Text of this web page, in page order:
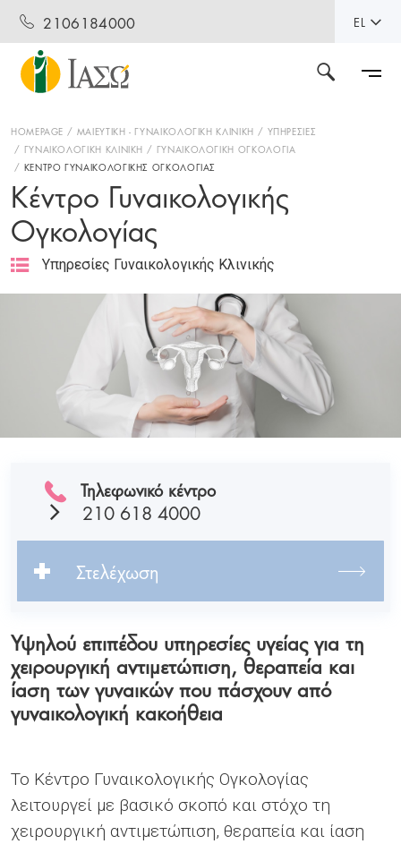
2106184000 EL
HOMEPAGE ΜΑΙΕΥΤΙΚΗ - ΓΥΝΑΙΚΟΛΟΓΙΚΗ ΚΛΙΝΙΚΗ
ΥΠΗΡΕΣΙΕΣ
ΓΥΝΑΙΚΟΛΟΓΙΚΗ ΚΛΙΝΙΚΗ
ΓΥΝΑΙΚΟΛΟΓΙΚΗ ΟΓΚΟΛΟΓΙΑ
ΚΕΝΤΡΟ ΓΥΝΑΙΚΟΛΟΓΙΚΗΣ ΟΓΚΟΛΟΓΙΑΣ
Κέντρο Γυναικολογικής
Ογκολογίας
Υπηρεσίες Γυναικολογικής Κλινικής
Τηλεφωνικό κέντρο
210 618 4000
Στελέχωση
Υψηλού επιπέδου υπηρεσίες υγείας για τη
χειρουργική αντιμετώπιση, θεραπεία και
ίαση των γυναικών που πάσχουν από
γυναικολογική κακοήθεια
Το Κέντρο Γυναικολογικής Ογκολογίας
λειτουργεί με βασικό σκοπό και στόχο τη
χειρουργική αντιμετώπιση, θεραπεία και ίαση